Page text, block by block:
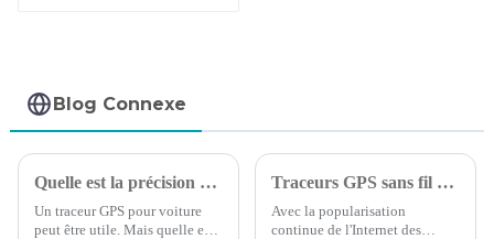
Blog Connexe
Quelle est la précision des dispositifs de suivi GPS pour voitures ?
Un traceur GPS pour voiture
peut être utile. Mais quelle est
Traceurs GPS sans fil et câblés : lequel est le meilleur ?
Avec la popularisation
continue de l'Internet des